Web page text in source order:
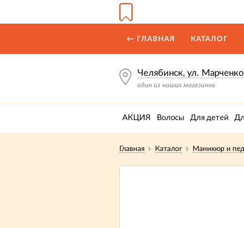
← ГЛАВНАЯ КАТАЛОГ
Челябинск, ул.
один из наших магазинов
АКЦИЯ Волосы Для детей
Главная Каталог Маникюр и